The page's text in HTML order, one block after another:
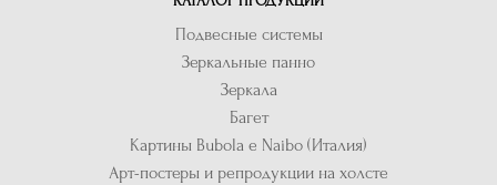
Подвесные системы
Зеркальные панно
Зеркала
Багет
Картины Bubola e Naibo (Италия)
Арт-постеры и репродукции на холсте